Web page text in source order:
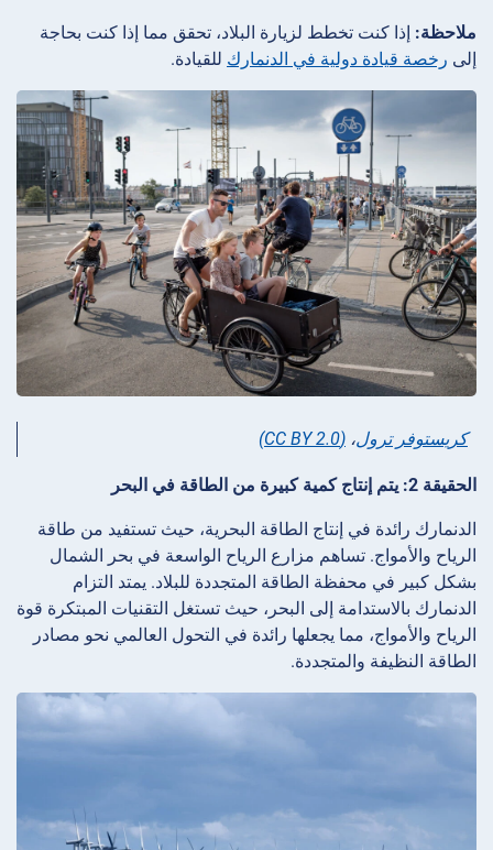
ملاحظة: إذا كنت تخطط لزيارة البلاد، تحقق مما إذا كنت بحاجة
إلى رخصة قيادة دولية في الدنمارك للقيادة.
كريستوفر ترول، (CC BY 2.0)
الحقيقة 2: يتم إنتاج كمية كبيرة من الطاقة في البحر
الدنمارك رائدة في إنتاج الطاقة البحرية، حيث تستفيد من طاقة
الرياح والأمواج. تساهم مزارع الرياح الواسعة في بحر الشمال
بشكل كبير في محفظة الطاقة المتجددة للبلاد. يمتد التزام
الدنمارك بالاستدامة إلى البحر، حيث تستغل التقنيات المبتكرة قوة
الرياح والأمواج، مما يجعلها رائدة في التحول العالمي نحو مصادر
الطاقة النظيفة والمتجددة.